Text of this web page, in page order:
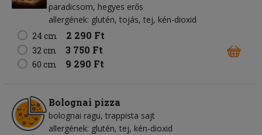
paradicsom hegyes erős
allergének: glutén, tojás, tej, kén-dioxid
24 cm
2 290 Ft
32 cm 3 750 Ft
60 cm 9 290 Ft
Bolognai pizza
bolognai ragu trappista sajt
allergének: glutén, tej, kén-dioxid